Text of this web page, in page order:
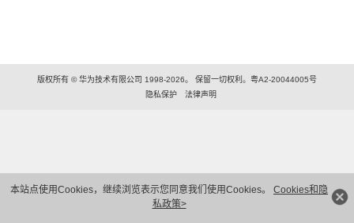
本站点使用Cookies，继续浏览表示您同意我们使用Cookies。 Cookies和隐
私政策>
版权所有 © 华为技术有限公司 1998-2026。 保留一切权利。粤A2-20044005号
隐私保护
法律声明